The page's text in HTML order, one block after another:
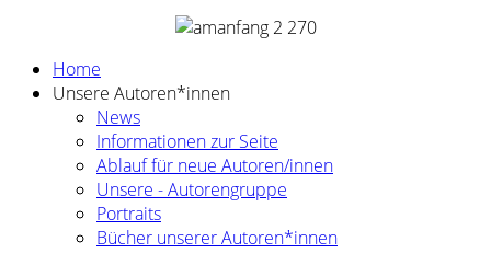
Home
Unsere Autoren*innen
News
Informationen zur Seite
Ablauf für neue Autoren/innen
Unsere - Autorengruppe
Portraits
Bücher unserer Autoren*innen